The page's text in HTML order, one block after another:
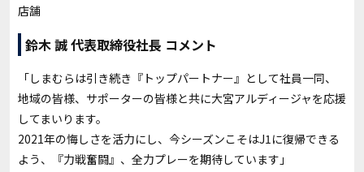
店舗
鈴木 誠 代表取締役社長 コメント
「しまむらは引き続き『トップパートナー』として社員一同、
地域の皆様、サポーターの皆様と共に大宮アルディージャを応援
してまいります。
2021年の悔しさを活力にし、今シーズンこそはJ1に復帰できる
よう、『力戦奮闘』、全力プレーを期待しています」